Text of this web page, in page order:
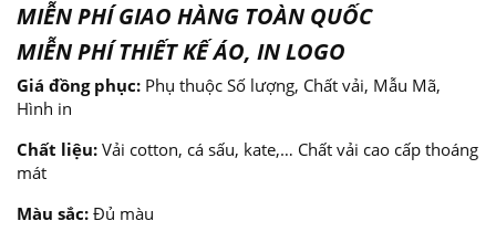
MIỄN PHÍ GIAO HÀNG TOÀN QUỐC
MIỄN PHÍ THIẾT KẾ ÁO, IN LOGO
Giá đồng phục: Phụ thuộc Số lượng, Chất vải, Mẫu Mã,
Hình in
Chất liệu: Vải cotton, cá sấu, kate,… Chất vải cao cấp thoáng
mát
Màu sắc: Đủ màu